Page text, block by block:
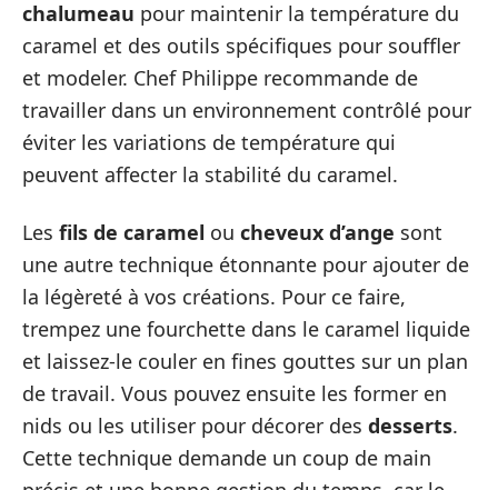
chalumeau pour maintenir la température du
caramel et des outils spécifiques pour souffler
et modeler. Chef Philippe recommande de
travailler dans un environnement contrôlé pour
éviter les variations de température qui
peuvent affecter la stabilité du caramel.
Les fils de caramel ou cheveux d’ange sont
une autre technique étonnante pour ajouter de
la légèreté à vos créations. Pour ce faire,
trempez une fourchette dans le caramel liquide
et laissez-le couler en fines gouttes sur un plan
de travail. Vous pouvez ensuite les former en
nids ou les utiliser pour décorer des desserts.
Cette technique demande un coup de main